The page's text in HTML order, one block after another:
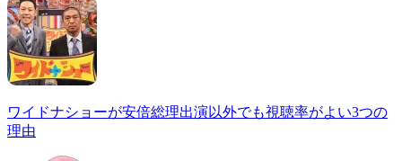
ワイドナショーが安倍総理出演以外でも視聴率がよい3つの
理由